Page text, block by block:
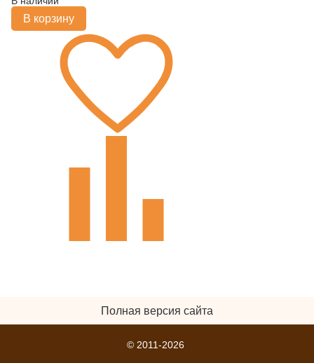
В корзину
Полная версия сайта
© 2011-2026